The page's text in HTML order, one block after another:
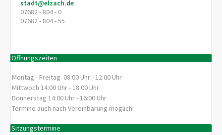
stadt@elzach.de
07682 - 804 - 0
07682 - 804 - 55
Öffnungszeiten
Montag - Freitag 08:00 Uhr - 12:00 Uhr
Mittwoch 14:00 Uhr - 18:00 Uhr
Donnerstag 14:00 Uhr - 16:00 Uhr
Termine auch nach Vereinbarung möglich!
Sitzungstermine